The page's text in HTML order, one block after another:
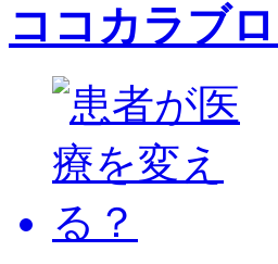
ココカラブ